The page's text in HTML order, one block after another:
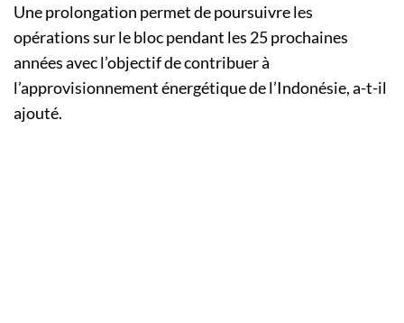
Une prolongation permet de poursuivre les
opérations sur le bloc pendant les 25 prochaines
années avec l’objectif de contribuer à
l’approvisionnement énergétique de l’Indonésie, a-t-il
ajouté.